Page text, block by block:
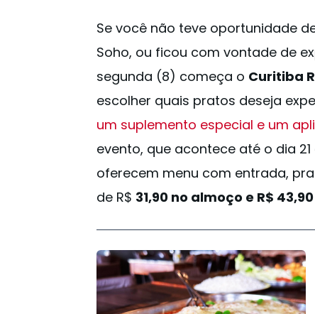
Se você não teve oportunidade
Soho, ou ficou com vontade de
segunda (8) começa o Curitiba
escolher quais pratos deseja
um suplemento especial e um
evento, que acontece até o dia
oferecem menu com entrada,
de R$ 31,90 no almoço e R$